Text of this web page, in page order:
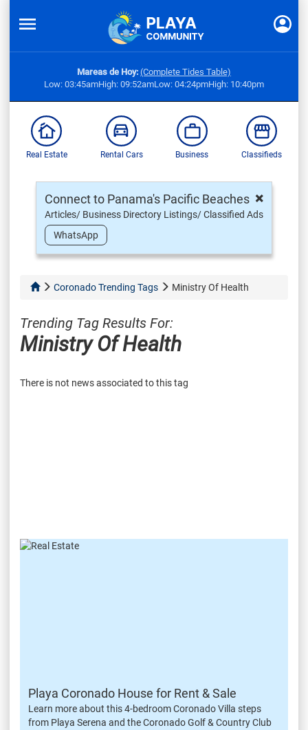
Mareas de Hoy: (Complete Tides Table)
Low: 03:45amHigh: 09:52amLow: 04:24pmHigh: 10:40pm
Real Estate Rental Cars Business Classifieds
×
Connect to Panama's Pacific Beaches
Articles/ Business Directory Listings/ Classified Ads
WhatsApp
Coronado Trending Tags Ministry Of Health
Trending Tag Results For:
Ministry Of Health
There is not news associated to this tag
Playa Coronado House for Rent & Sale
Learn more about this 4-bedroom Coronado Villa steps
from Playa Serena and the Coronado Golf & Country Club